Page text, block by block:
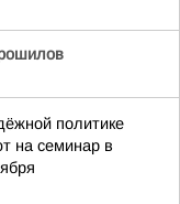
политике
на семинар в